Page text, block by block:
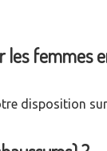
les femmes
disposition